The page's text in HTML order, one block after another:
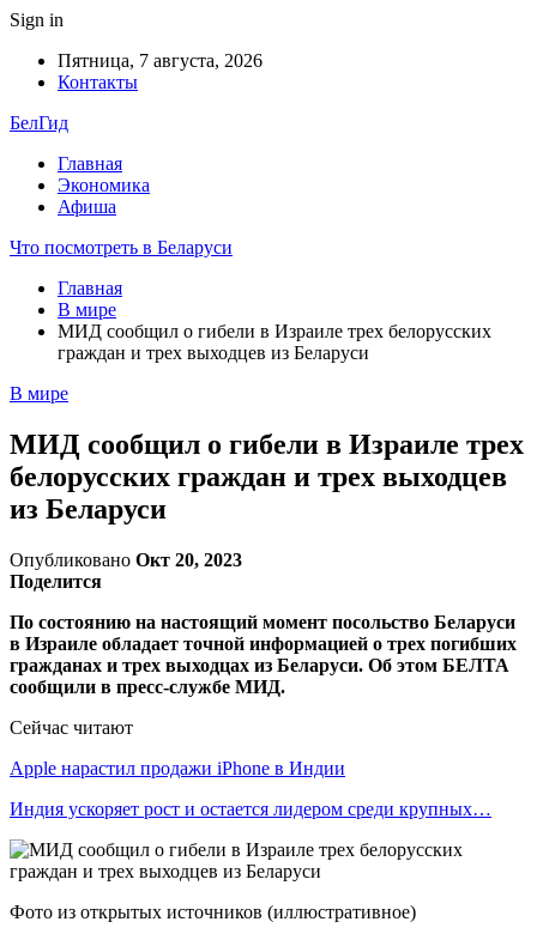
Sign in
Пятница, 7 августа, 2026
Контакты
БелГид
Главная
Экономика
Афиша
Что посмотреть в Беларуси
Главная
В мире
МИД сообщил о гибели в Израиле трех белорусских
граждан и трех выходцев из Беларуси
В мире
МИД сообщил о гибели в Израиле трех
белорусских граждан и трех выходцев
из Беларуси
Опубликовано Окт 20, 2023
Поделится
По состоянию на настоящий момент посольство Беларуси
в Израиле обладает точной информацией о трех погибших
гражданах и трех выходцах из Беларуси. Об этом БЕЛТА
сообщили в пресс-службе МИД.
Сейчас читают
Apple нарастил продажи iPhone в Индии
Индия ускоряет рост и остается лидером среди крупных…
Фото из открытых источников (иллюстративное)